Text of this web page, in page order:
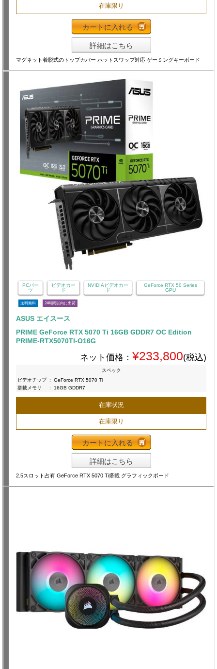
在庫限り
カートに入れる
詳細はこちら
マグネット着脱式のトップカバー ホットスワップ対応 ゲーミングキーボード
PCパー
ツ
ビデオカー
ド
NVIDIAビデオカー
ド
GeForce RTX 50 Series
GPU
送料無料 24時間以内に出荷
ASUS エイスース
PRIME GeForce RTX 5070 Ti 16GB GDDR7 OC Edition
PRIME-RTX5070TI-O16G
ネット価格： ¥233,800(税込)
スペック
ビデオチップ :
GeForce RTX 5070 Ti
搭載メモリ
: 16GB GDDR7
在庫状況
在庫限り
カートに入れる
詳細はこちら
2.5スロット占有 GeForce RTX 5070 Ti搭載 グラフィックボード